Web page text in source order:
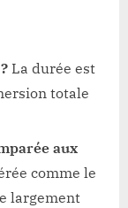
La durée est
totale
aux
comme le
largement